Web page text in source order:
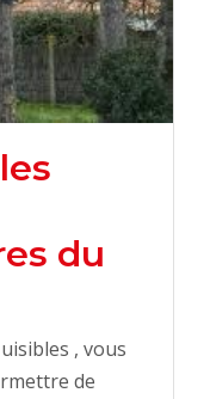
du
, vous
de